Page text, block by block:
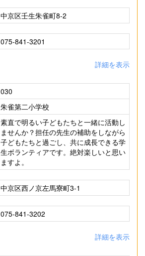
中京区壬生朱雀町8-2
075-841-3201
詳細を表示
030
朱雀第二小学校
素直で明るい子どもたちと一緒に活動し
ませんか？担任の先生の補助をしながら
子どもたちと過ごし、共に成長できる学
生ボランティアです。絶対楽しいと思い
ますよ。
中京区西ノ京左馬寮町3-1
075-841-3202
詳細を表示